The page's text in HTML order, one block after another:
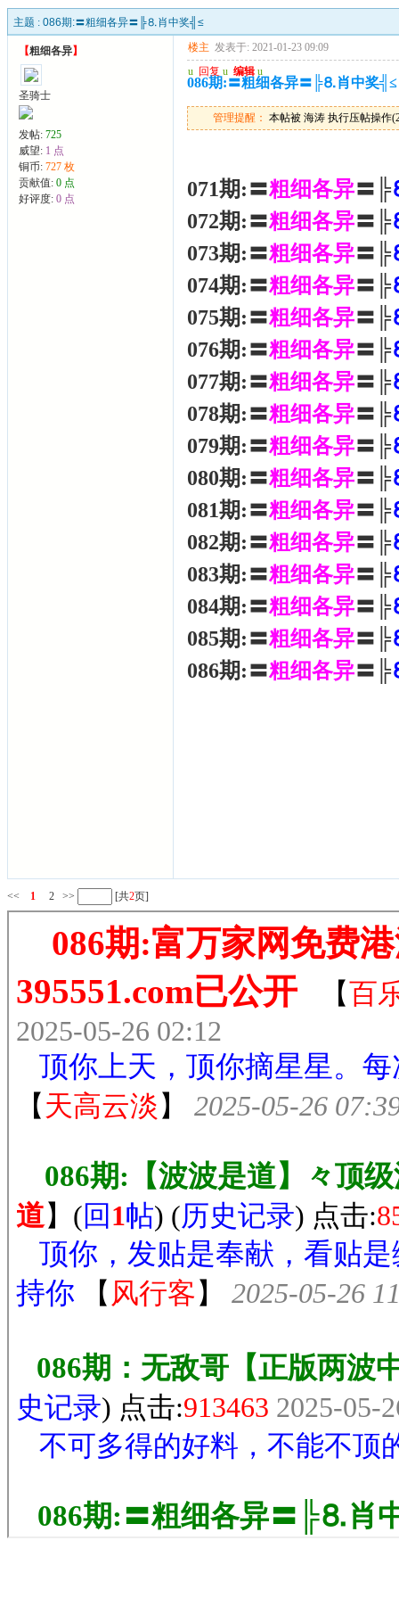
主题 : 086期:〓粗细各异〓╠⒏肖中奖╣≤
【粗细各异】
圣骑士
发帖: 725
威望: 1 点
铜币: 727 枚
贡献值: 0 点
好评度: 0 点
楼主 发表于: 2021-01-23 09:09
u 回复 u 编辑 u
086期:〓粗细各异〓╠⒏肖中奖╣≤
管理提醒： 本帖被 海涛 执行压帖操作
071期:〓粗细各异〓╠
072期:〓粗细各异〓╠
073期:〓粗细各异〓╠
074期:〓粗细各异〓╠
075期:〓粗细各异〓╠
076期:〓粗细各异〓╠
077期:〓粗细各异〓╠
078期:〓粗细各异〓╠
079期:〓粗细各异〓╠
080期:〓粗细各异〓╠
081期:〓粗细各异〓╠
082期:〓粗细各异〓╠
083期:〓粗细各异〓╠
084期:〓粗细各异〓╠
085期:〓粗细各异〓╠
086期:〓粗细各异〓╠
<< 1 2 >> [共2页]